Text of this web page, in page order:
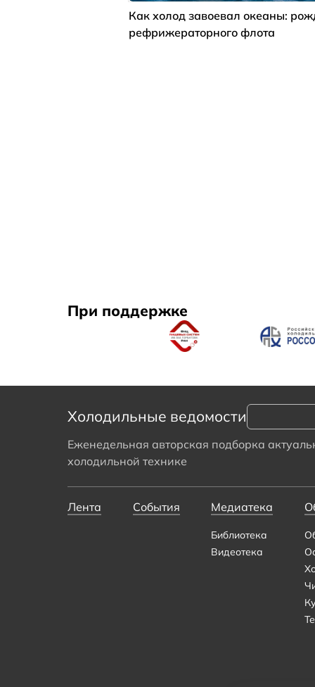
Как холод завоевал океаны:
рефрижераторного флота
При поддержке
Холодильные ведомости
Еженедельная авторская подборка
холодильной технике
Лента События Медиатека
Библиотека
Видеотека